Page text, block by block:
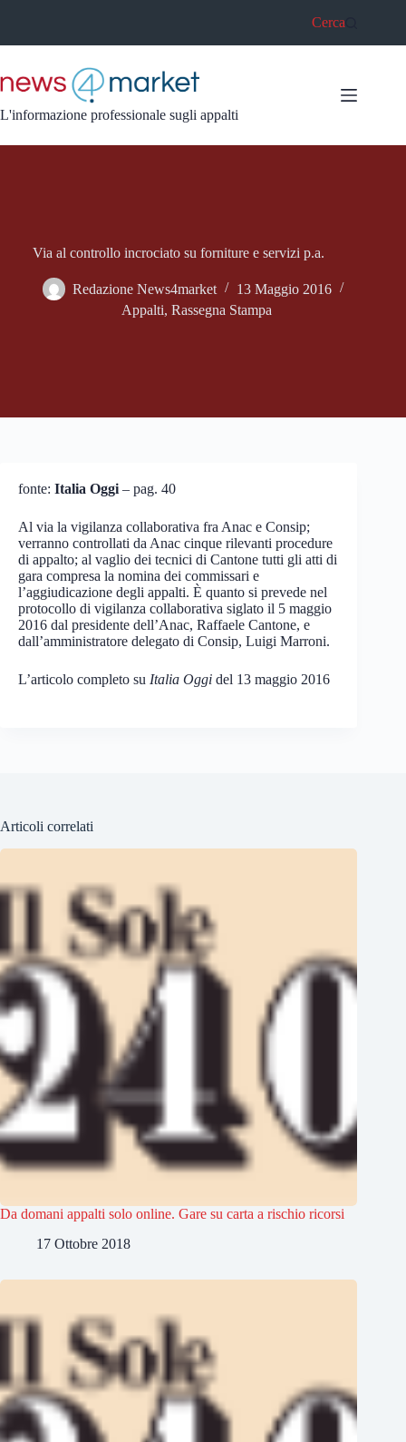
Cerca
L'informazione professionale sugli appalti
Via al controllo incrociato su forniture e servizi p.a.
Redazione News4market
13 Maggio 2016
Appalti,Rassegna Stampa
fonte: Italia Oggi – pag. 40
Al via la vigilanza collaborativa fra Anac e Consip;
verranno controllati da Anac cinque rilevanti procedure
di appalto; al vaglio dei tecnici di Cantone tutti gli atti di
gara compresa la nomina dei commissari e
l’aggiudicazione degli appalti. È quanto si prevede nel
protocollo di vigilanza collaborativa siglato il 5 maggio
2016 dal presidente dell’Anac, Raffaele Cantone, e
dall’amministratore delegato di Consip, Luigi Marroni.
L’articolo completo su Italia Oggi del 13 maggio 2016
Articoli correlati
Da domani appalti solo online. Gare su carta a rischio ricorsi
17 Ottobre 2018